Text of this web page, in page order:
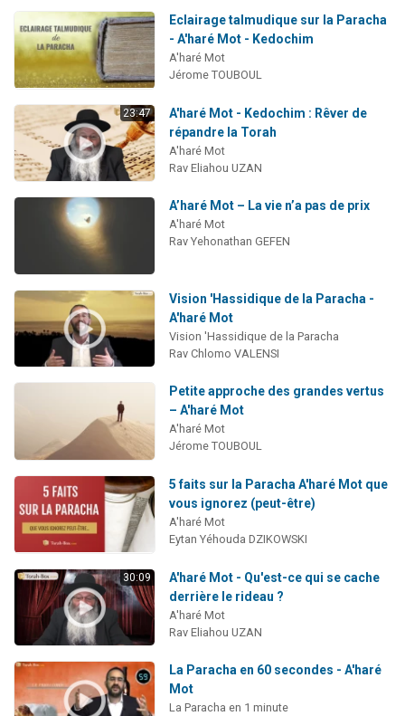
Eclairage talmudique sur la Paracha
- A'haré Mot - Kedochim
A'haré Mot
Jérome TOUBOUL
23:47
A'haré Mot - Kedochim : Rêver de
répandre la Torah
A'haré Mot
Rav Eliahou UZAN
A’haré Mot – La vie n’a pas de prix
A'haré Mot
Rav Yehonathan GEFEN
Vision 'Hassidique de la Paracha -
A'haré Mot
Vision 'Hassidique de la Paracha
Rav Chlomo VALENSI
Petite approche des grandes vertus
– A'haré Mot
A'haré Mot
Jérome TOUBOUL
5 faits sur la Paracha A'haré Mot que
vous ignorez (peut-être)
A'haré Mot
Eytan Yéhouda DZIKOWSKI
30:09
A'haré Mot - Qu'est-ce qui se cache
derrière le rideau ?
A'haré Mot
Rav Eliahou UZAN
La Paracha en 60 secondes - A'haré
Mot
La Paracha en 1 minute